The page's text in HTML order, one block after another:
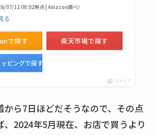
売ってるか・代替品
など解説
トラが廃盤？なぜ？
ラカパーは品切れ？
売ってる場所調査
07/12 08:02時点 | Amazon調べ）
る
で探す 楽天市場で探す
ピングで探す
ポチップ
から7日ほどだそうなので、その点
、2024年5月現在、お店で買うより